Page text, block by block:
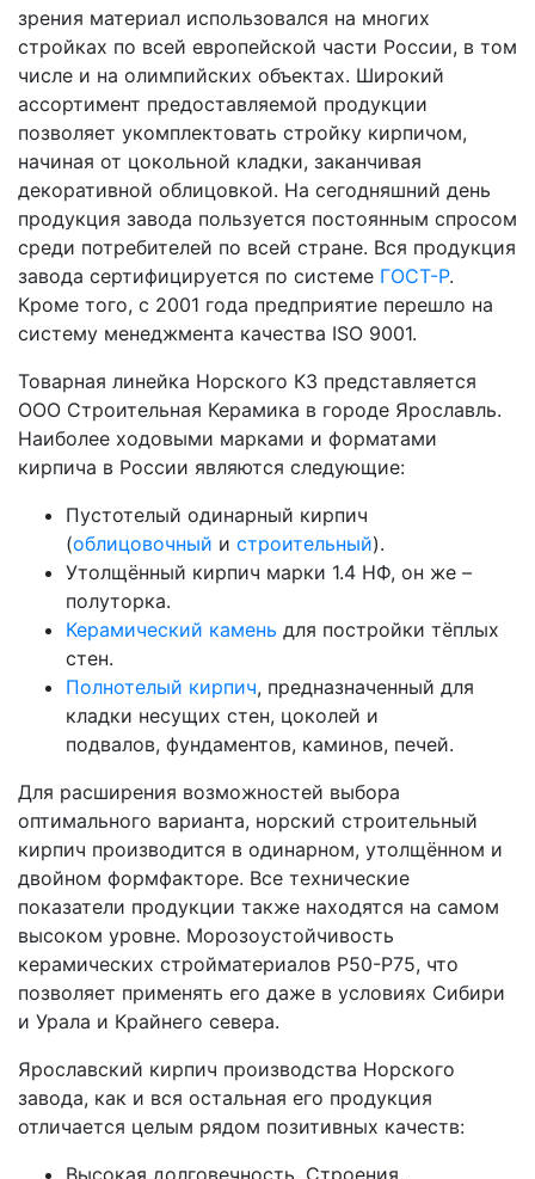
зрения материал использовался на многих
стройках по всей европейской части России, в том
числе и на олимпийских объектах. Широкий
ассортимент предоставляемой продукции
позволяет укомплектовать стройку кирпичом,
начиная от цокольной кладки, заканчивая
декоративной облицовкой. На сегодняшний день
продукция завода пользуется постоянным спросом
среди потребителей по всей стране. Вся продукция
завода сертифицируется по системе ГОСТ-P.
Кроме того, с 2001 года предприятие перешло на
систему менеджмента качества ISO 9001.
Товарная линейка Норского КЗ представляется
ООО Строительная Керамика в городе Ярославль.
Наиболее ходовыми марками и форматами
кирпича в России являются следующие:
Пустотелый одинарный кирпич
(облицовочный и строительный).
Утолщённый кирпич марки 1.4 НФ, он же –
полуторка.
Керамический камень для постройки тёплых
стен.
Полнотелый кирпич, предназначенный для
кладки несущих стен, цоколей и
подвалов, фундаментов, каминов, печей.
Для расширения возможностей выбора
оптимального варианта, норский строительный
кирпич производится в одинарном, утолщённом и
двойном формфакторе. Все технические
показатели продукции также находятся на самом
высоком уровне. Морозоустойчивость
керамических стройматериалов Р50-Р75, что
позволяет применять его даже в условиях Сибири
и Урала и Крайнего севера.
Ярославский кирпич производства Норского
завода, как и вся остальная его продукция
отличается целым рядом позитивных качеств:
Высокая долговечность. Строения,